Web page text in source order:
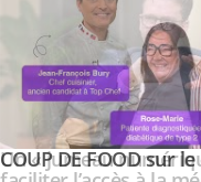
Youtube
COUP DE FOOD sur